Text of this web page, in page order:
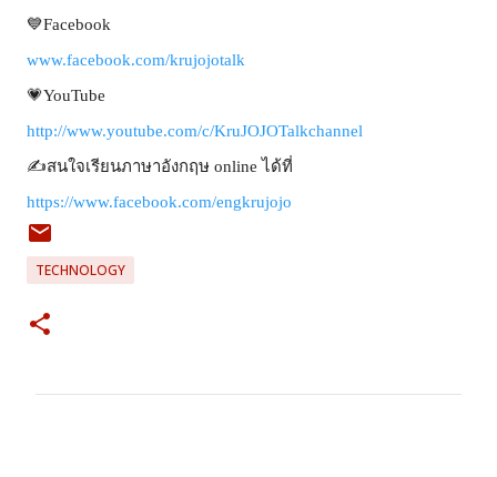
💙Facebook
www.facebook.com/krujojotalk
💗YouTube
http://www.youtube.com/c/KruJOJOTalkchannel
✍สนใจเรียนภาษาอังกฤษ online ได้ที่
https://www.facebook.com/engkrujojo
TECHNOLOGY